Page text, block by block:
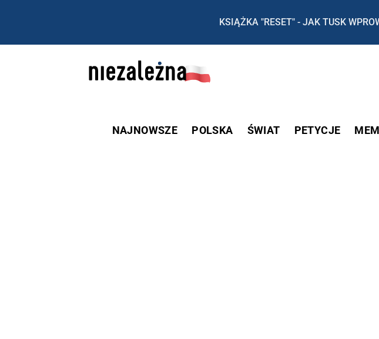
KSIĄŻKA "RESET" - JAK TUSK
NAJNOWSZE POLSKA ŚWIAT PETYCJE